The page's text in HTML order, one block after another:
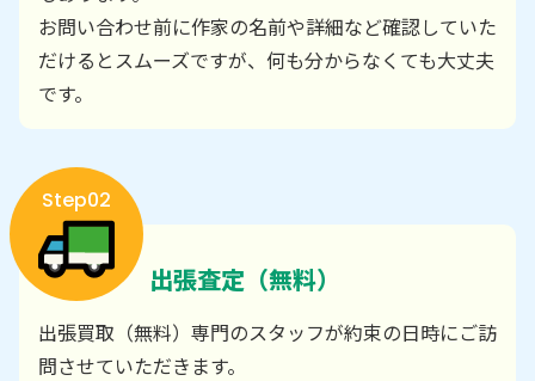
お問い合わせ前に作家の名前や詳細など確認していた
だけるとスムーズですが、何も分からなくても大丈夫
です。
Step02
出張査定（無料）
出張買取（無料）専門のスタッフが約束の日時にご訪
問させていただきます。